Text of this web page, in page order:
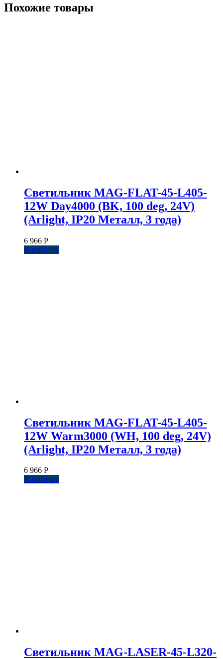
Похожие товары
Светильник MAG-FLAT-45-L405-
12W Day4000 (BK, 100 deg, 24V)
(Arlight, IP20 Металл, 3 года)
6 966 Р
В корзину
Светильник MAG-FLAT-45-L405-
12W Warm3000 (WH, 100 deg, 24V)
(Arlight, IP20 Металл, 3 года)
6 966 Р
В корзину
Светильник MAG-LASER-45-L320-